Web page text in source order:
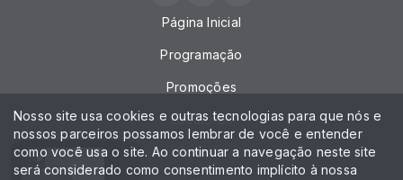
Página Inicial
Programação
Promoções
Locutores
Contato
Nosso site usa cookies e outras tecnologias para que nós e
nossos parceiros possamos lembrar de você e entender
como você usa o site. Ao continuar a navegação neste site
será considerado como consentimento implícito à nossa